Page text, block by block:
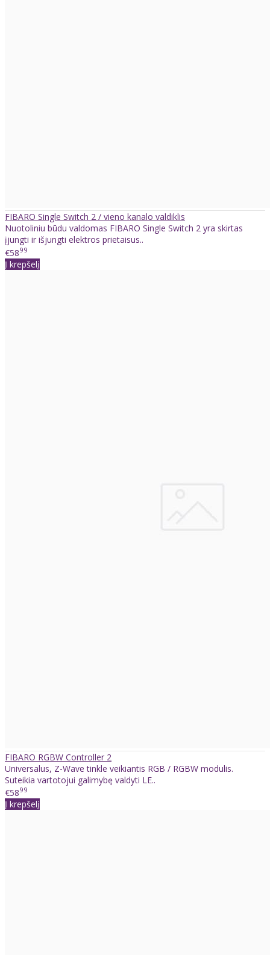
FIBARO Single Switch 2 / vieno kanalo valdiklis
Nuotoliniu būdu valdomas FIBARO Single Switch 2 yra skirtas
įjungti ir išjungti elektros prietaisus..
€5899
Į krepšelį
FIBARO RGBW Controller 2
Universalus, Z-Wave tinkle veikiantis RGB / RGBW modulis.
Suteikia vartotojui galimybę valdyti LE..
€5899
Į krepšelį